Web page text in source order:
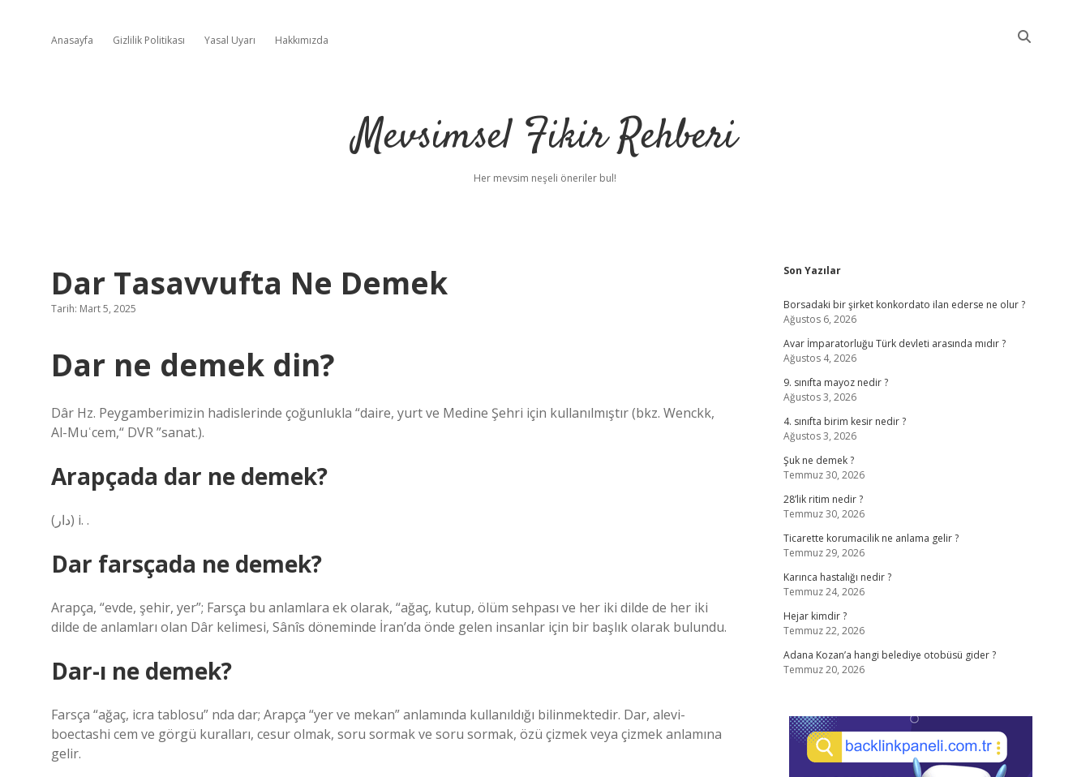
Anasayfa Gizlilik Politikası Yasal Uyarı Hakkımızda
Mevsimsel Fikir Rehberi
Her mevsim neşeli öneriler bul!
Dar Tasavvufta Ne Demek
Tarih: Mart 5, 2025
Dar ne demek din?
Dâr Hz. Peygamberimizin hadislerinde çoğunlukla “daire, yurt ve Medine Şehri için kullanılmıştır (bkz. Wenckk,
Al-Muʿcem,“ DVR ”sanat.).
Arapçada dar ne demek?
(ﺩﺍﺭ) i. .
Dar farsçada ne demek?
Arapça, “evde, şehir, yer”; Farsça bu anlamlara ek olarak, “ağaç, kutup, ölüm sehpası ve her iki dilde de her iki
dilde de anlamları olan Dâr kelimesi, Sânîs döneminde İran’da önde gelen insanlar için bir başlık olarak bulundu.
Dar-ı ne demek?
Farsça “ağaç, icra tablosu” nda dar; Arapça “yer ve mekan” anlamında kullanıldığı bilinmektedir. Dar, alevi-
boectashi cem ve görgü kuralları, cesur olmak, soru sormak ve soru sormak, özü çizmek veya çizmek anlamına
gelir.
Sidebar
Son Yazılar
Borsadaki bir şirket konkordato ilan ederse ne olur ?
Ağustos 6, 2026
Avar İmparatorluğu Türk devleti arasında mıdır ?
Ağustos 4, 2026
9. sınıfta mayoz nedir ?
Ağustos 3, 2026
4. sınıfta birim kesir nedir ?
Ağustos 3, 2026
Şuk ne demek ?
Temmuz 30, 2026
28’lik ritim nedir ?
Temmuz 30, 2026
Ticarette korumacilik ne anlama gelir ?
Temmuz 29, 2026
Karınca hastalığı nedir ?
Temmuz 24, 2026
Hejar kimdir ?
Temmuz 22, 2026
Adana Kozan’a hangi belediye otobüsü gider ?
Temmuz 20, 2026